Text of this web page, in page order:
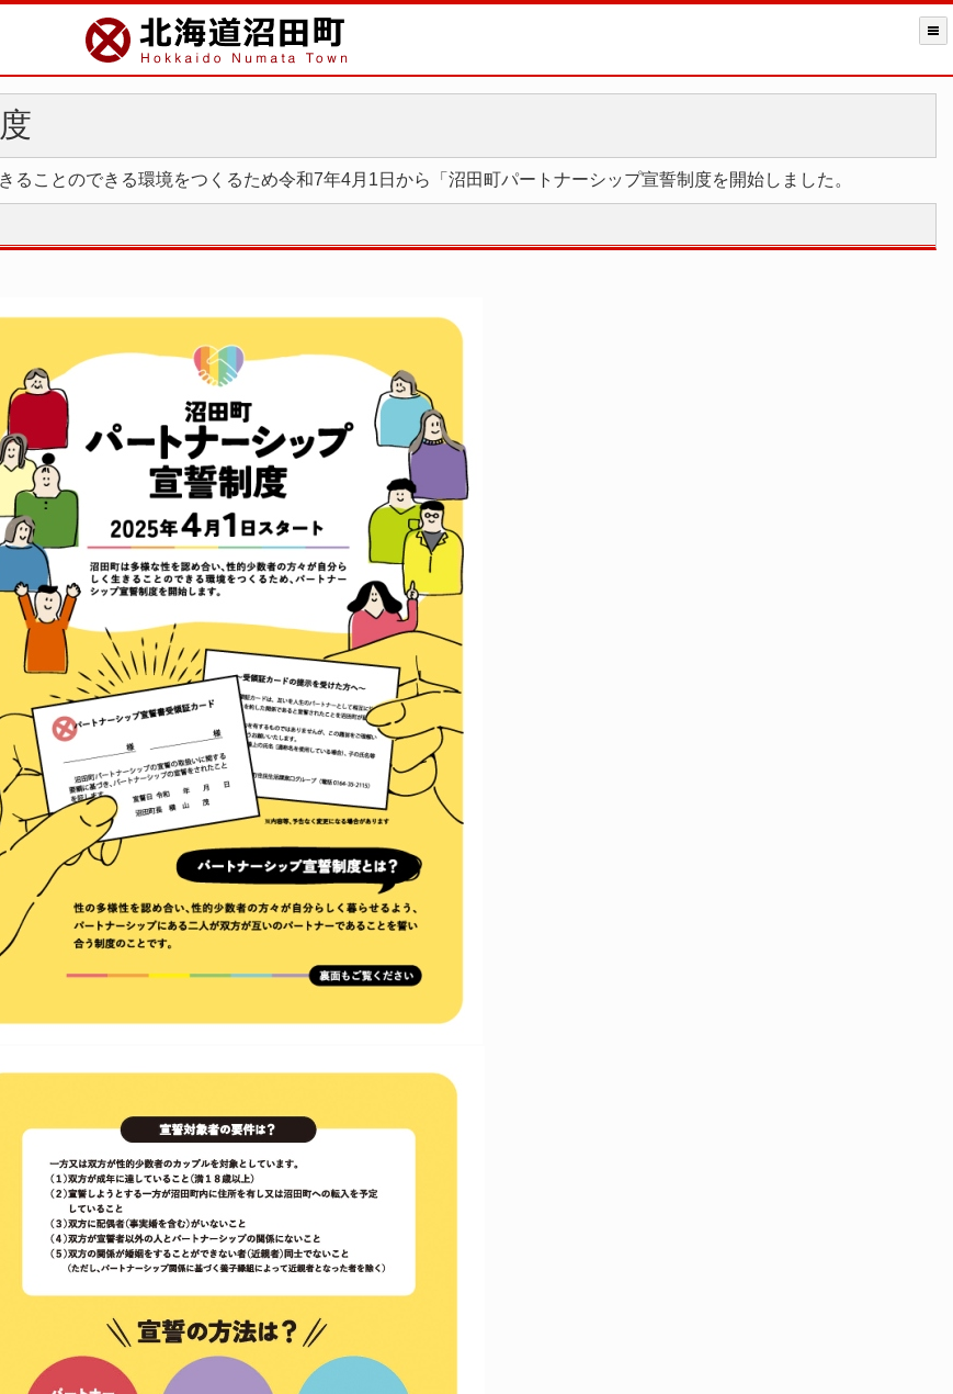
ことのできる環境をつくるため令和7年4月1日から「沼田町パートナーシップ宣誓制度を開始しました。